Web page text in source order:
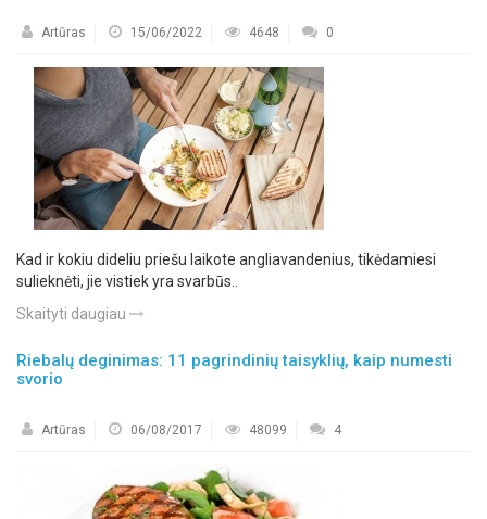
Artūras 15/06/2022 4648 0
Kad ir kokiu dideliu priešu laikote angliavandenius, tikėdamiesi
sulieknėti, jie vistiek yra svarbūs..
Skaityti daugiau
Riebalų deginimas: 11 pagrindinių taisyklių, kaip numesti
svorio
Artūras 06/08/2017 48099 4